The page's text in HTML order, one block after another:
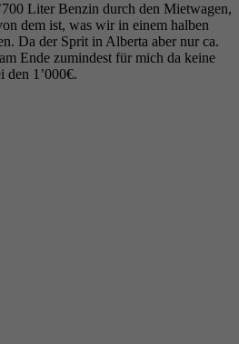
Liter Benzin durch den Mietwagen,
dem ist, was wir in einem halben
Da der Sprit in Alberta aber nur ca.
Ende zumindest für mich da keine
den 1’000€.